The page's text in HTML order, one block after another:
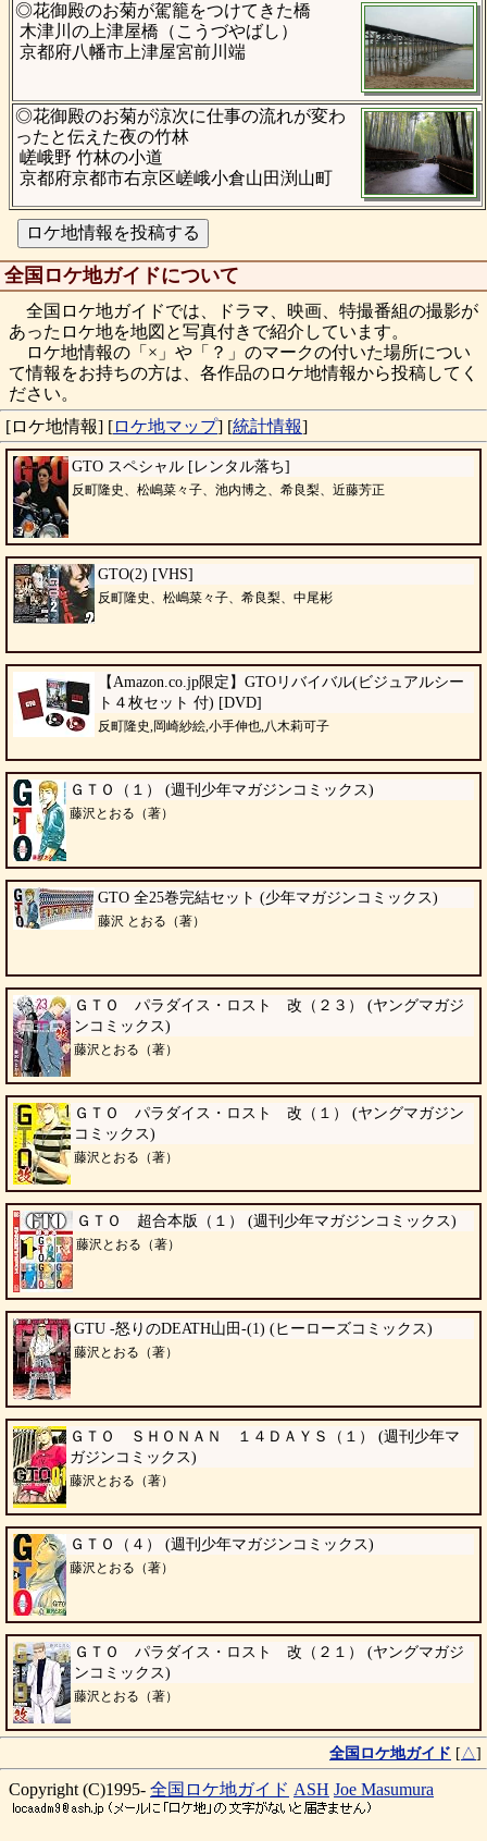
◎花御殿のお菊が駕籠をつけてきた橋
木津川の上津屋橋（こうづやばし）
京都府八幡市上津屋宮前川端
◎花御殿のお菊が涼次に仕事の流れが変わ
ったと伝えた夜の竹林
嵯峨野 竹林の小道
京都府京都市右京区嵯峨小倉山田渕山町
全国ロケ地ガイドについて
全国ロケ地ガイドでは、ドラマ、映画、特撮番組の撮影が
あったロケ地を地図と写真付きで紹介しています。
ロケ地情報の「×」や「？」のマークの付いた場所につい
て情報をお持ちの方は、各作品のロケ地情報から投稿してく
ださい。
[ロケ地情報] [ロケ地マップ] [統計情報]
GTO スペシャル [レンタル落ち]
反町隆史、松嶋菜々子、池内博之、希良梨、近藤芳正
GTO(2) [VHS]
反町隆史、松嶋菜々子、希良梨、中尾彬
【Amazon.co.jp限定】GTOリバイバル(ビジュアルシー
ト４枚セット 付) [DVD]
反町隆史,岡崎紗絵,小手伸也,八木莉可子
ＧＴＯ（１） (週刊少年マガジンコミックス)
藤沢とおる（著）
GTO 全25巻完結セット (少年マガジンコミックス)
藤沢 とおる（著）
ＧＴＯ パラダイス・ロスト 改（２３） (ヤングマガジ
ンコミックス)
藤沢とおる（著）
ＧＴＯ パラダイス・ロスト 改（１） (ヤングマガジン
コミックス)
藤沢とおる（著）
ＧＴＯ 超合本版（１） (週刊少年マガジンコミックス)
藤沢とおる（著）
GTU -怒りのDEATH山田-(1) (ヒーローズコミックス)
藤沢とおる（著）
ＧＴＯ ＳＨＯＮＡＮ １４ＤＡＹＳ（１） (週刊少年マ
ガジンコミックス)
藤沢とおる（著）
ＧＴＯ（４） (週刊少年マガジンコミックス)
藤沢とおる（著）
ＧＴＯ パラダイス・ロスト 改（２１） (ヤングマガジ
ンコミックス)
藤沢とおる（著）
全国ロケ地ガイド [ △]
Copyright (C)1995- 全国ロケ地ガイド ASH Joe Masumura